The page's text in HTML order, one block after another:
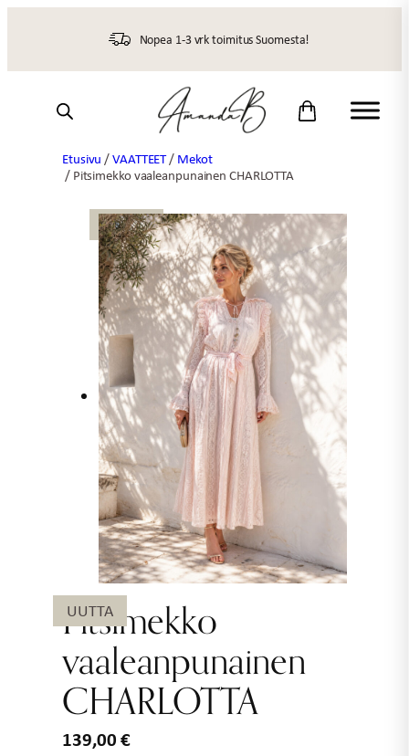
Nopea 1-3 vrk toimitus Suomesta!
Etusivu /VAATTEET/ Mekot
/ Pitsimekko vaaleanpunainen CHARLOTTA
UUTTA
UUTTA
Pitsimekko
vaaleanpunainen
CHARLOTTA
139,00€